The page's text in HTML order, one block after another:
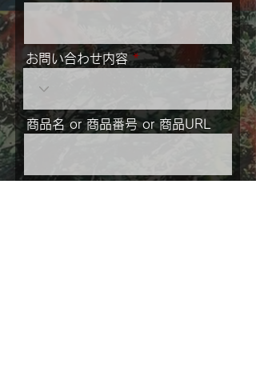
お問い合わせ内容
商品名 or 商品番号 or 商品URL